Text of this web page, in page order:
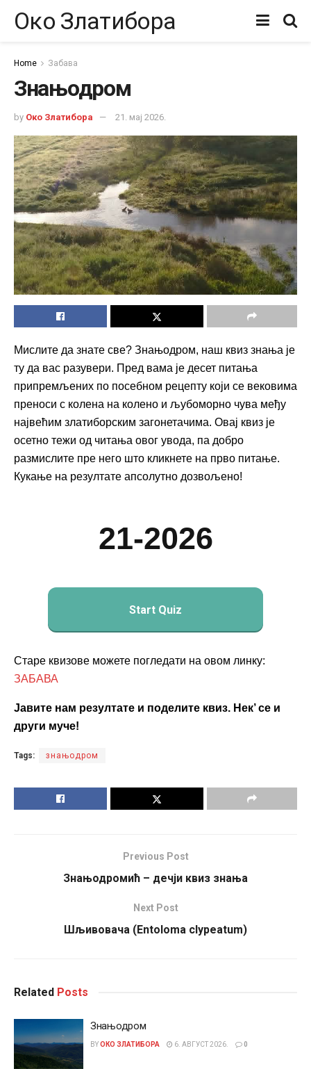
Око Златибора
Home Забава
Знањодром
by Око Златибора 21. мај 2026.
Мислите да знате све? Знањодром, наш квиз знања је
ту да вас разувери. Пред вама је десет питања
припремљених по посебном рецепту који се вековима
преноси с колена на колено и љубоморно чува међу
највећим златиборским загонетачима. Овај квиз је
осетно тежи од читања овог увода, па добро
размислите пре него што кликнете на прво питање.
Кукање на резултате апсолутно дозвољено!
21-2026
Start Quiz
Старе квизове можете погледати на овом линку:
ЗАБАВА
Јавите нам резултате и поделите квиз. Нек’ се и
други муче!
Tags: знањодром
Previous Post
Знањодромић – дечји квиз знања
Next Post
Шљивовача (Entoloma clypeatum)
Related Posts
Знањодром
BYОКО ЗЛАТИБОРА 6. АВГУСТ 2026. 0